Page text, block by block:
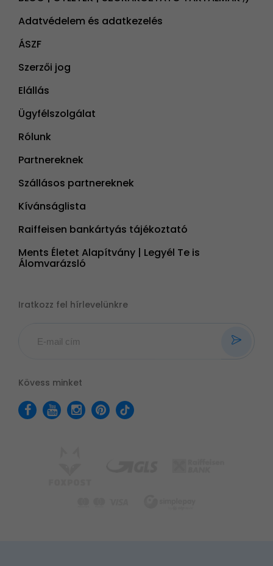
Adatvédelem és adatkezelés
ÁSZF
Szerzői jog
Elállás
Ügyfélszolgálat
Rólunk
Partnereknek
Szállásos partnereknek
Kívánságlista
Raiffeisen bankártyás tájékoztató
Ments Életet Alapítvány | Legyél Te is
Álomvarázsló
Iratkozz fel hírlevelünkre
Kövess minket